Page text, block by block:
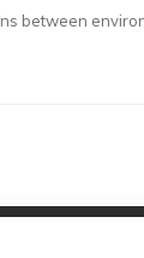
between